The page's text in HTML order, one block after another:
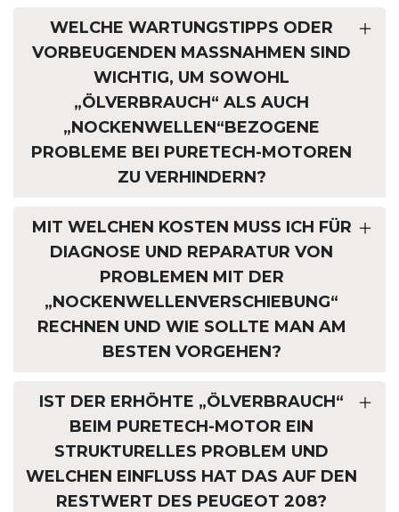
WELCHE WARTUNGS­TIPPS ODER
VORBEUGENDEN MASSNAHMEN SIND W
ICHTIG, UM SOWOHL „
ÖLVERBRAUCH“ ALS AUCH „
NOCKENWELLEN“­BEZOGENE P
ROBLEME BEI PURETECH-MOTOREN Z
U VERHINDERN?
MIT WELCHEN KOSTEN MUSS ICH FÜR
DIAGNOSE UND REPARATUR VON
PROBLEMEN MIT DER
„NOCKENWELLEN­VERSCHIEBUNG“
RECHNEN UND WIE SOLLTE MAN AM
BESTEN VORGEHEN?
IST DER ERHÖHTE „ÖLVERBRAUCH“
BEIM PURETECH-MOTOR EIN
STRUKTURELLES PROBLEM UND
WELCHEN EINFLUSS HAT DAS AUF DEN
RESTWERT DES PEUGEOT 208?